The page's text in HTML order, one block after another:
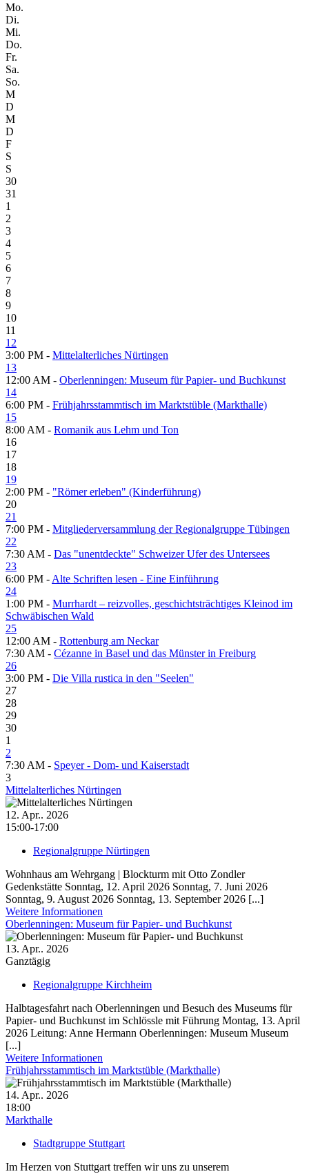
Mo.
Di.
Mi.
Do.
Fr.
Sa.
So.
M
D
M
D
F
S
S
30
31
1
2
3
4
5
6
7
8
9
10
11
12
3:00 PM - Mittelalterliches Nürtingen
13
12:00 AM - Oberlenningen: Museum für Papier- und Buch­kunst
14
6:00 PM - Frühjahrsstammtisch im Marktstüble (Markthalle)
15
8:00 AM - Romanik aus Lehm und Ton
16
17
18
19
2:00 PM - "Römer erleben" (Kinderführung)
20
21
7:00 PM - Mitgliederversammlung der Regionalgruppe Tübingen
22
7:30 AM - Das "unentdeckte" Schweizer Ufer des Untersees
23
6:00 PM - Alte Schriften lesen - Eine Einführung
24
1:00 PM - Murrhardt – reizvolles, geschichtsträchtiges Kleinod im
Schwäbischen Wald
25
12:00 AM - Rottenburg am Neckar
7:30 AM - Cézanne in Basel und das Münster in Freiburg
26
3:00 PM - Die Villa rustica in den "Seelen"
27
28
29
30
1
2
7:30 AM - Speyer - Dom- und Kaiserstadt
3
Mittelalterliches Nürtingen
12. Apr.. 2026
15:00-17:00
Regionalgruppe Nürtingen
Wohnhaus am Wehrgang | Blockturm mit Otto Zondler
Gedenkstätte Sonntag, 12. April 2026 Sonntag, 7. Juni 2026
Sonntag, 9. August 2026 Sonntag, 13. September 2026 [...]
Weitere Informationen
Oberlenningen: Museum für Papier- und Buch­kunst
13. Apr.. 2026
Ganztägig
Regionalgruppe Kirchheim
Halbtagesfahrt nach Oberlenningen und Besuch des Museums für
Papier- und Buch­kunst im Schlössle mit Führung Montag, 13. April
2026 Leitung: Anne Hermann Oberlenningen: Museum Museum
[...]
Weitere Informationen
Frühjahrsstammtisch im Marktstüble (Markthalle)
14. Apr.. 2026
18:00
Markthalle
Stadtgruppe Stuttgart
Im Herzen von Stuttgart treffen wir uns zu unserem